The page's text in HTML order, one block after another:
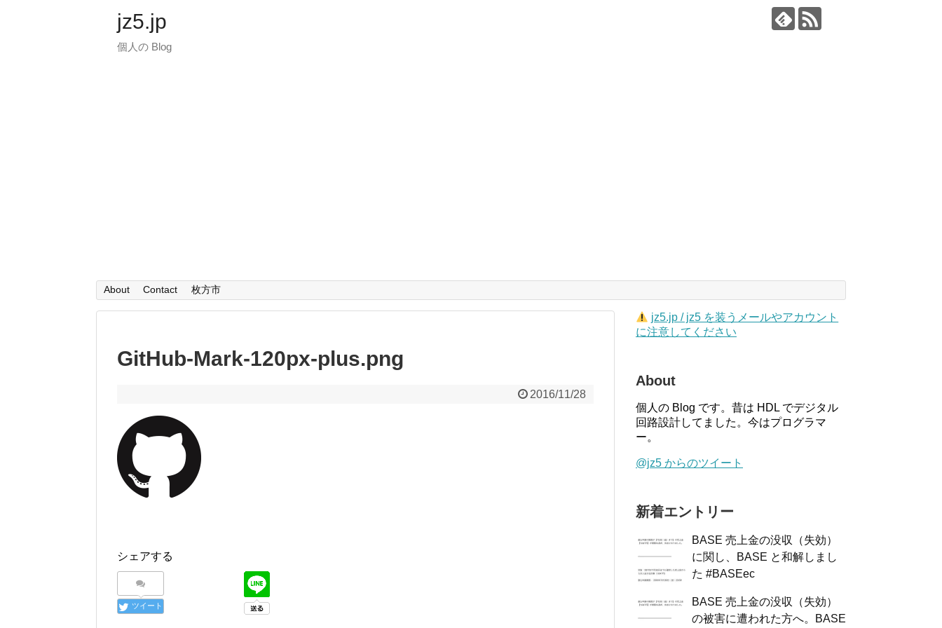
jz5.jp
個人の Blog
About Contact 枚方市
GitHub-Mark-120px-plus.png
2016/11/28
シェアする
ツイート
jz5.jp / jz5 を装うメールやアカウント
に注意してください
About
個人の Blog です。昔は HDL でデジタル
回路設計してました。今はプログラマ
ー。
@jz5 からのツイート
新着エントリー
BASE 売上金の没収（失効）
に関し、BASE と和解しまし
た #BASEec
BASE 売上金の没収（失効）
の被害に遭われた方へ。BASE